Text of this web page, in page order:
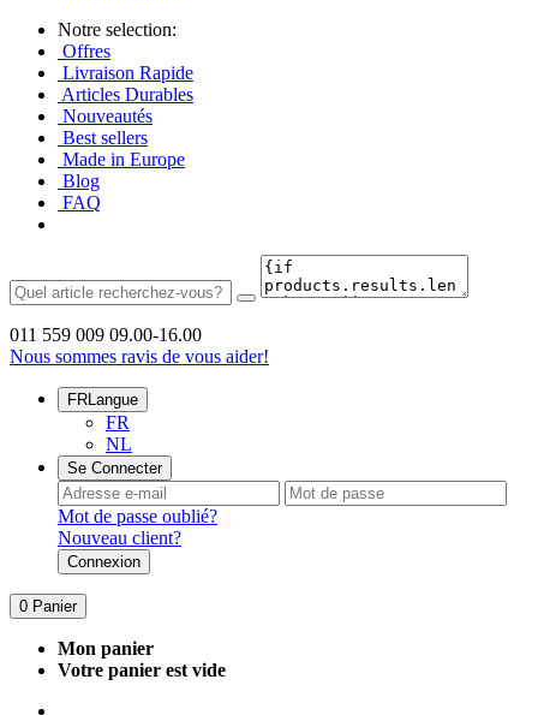
Notre selection:
Offres
Livraison Rapide
Articles Durables
Nouveautés
Best sellers
Made in Europe
Blog
FAQ
011 559 009 09.00-16.00
Nous sommes ravis de vous aider!
FRLangue
FR
NL
Se Connecter
Mot de passe oublié?
Nouveau client?
Connexion
0 Panier
Mon panier
Votre panier est vide